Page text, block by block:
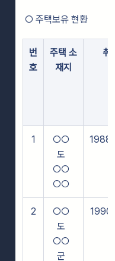
○ 주택보유 현황
번
호
주택 소
재지
취
1
○○
도
○○
○○
2
○○
도
○○
군